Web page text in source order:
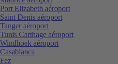
Port Elizabeth aéroport
Saint Denis aéroport
Tanger aéroport
Tunis Carthage aéroport
Windhoek aéroport
Casablanca
Fez